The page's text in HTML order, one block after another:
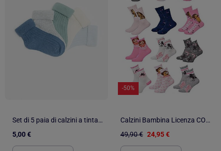
Set di 5 paia di calzini a tinta unita
5,00 €
-50%
Calzini Bambina Licenza CONFEZIONE DA 12 PAIA SPIRIT
49,90 € 24,95 €